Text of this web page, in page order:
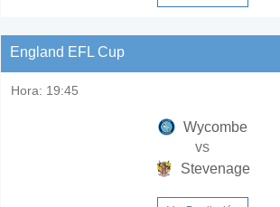
England EFL Cup
Hora: 19:45
Wycombe
vs
Stevenage